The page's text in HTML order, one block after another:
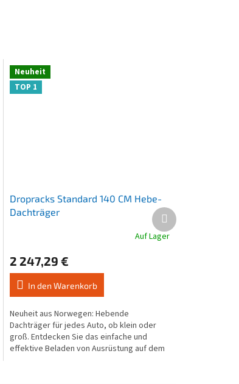
Neuheit
TOP 1
Dropracks Standard 140 CM Hebe-
Dachträger
Produktbewertung
ist
4,2
von
Sternen.
Auf Lager
2 247,29 €
In den Warenkorb
Neuheit aus Norwegen: Hebende
Dachträger für jedes Auto, ob klein oder
groß. Entdecken Sie das einfache und
effektive Beladen von Ausrüstung auf dem
Nächstes
Produkt